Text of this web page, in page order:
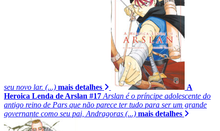
seu novo lar. (...) mais detalhes
A
Heroica Lenda de Arslan #17 Arslan é o príncipe adolescente do
antigo reino de Pars que não parece ter tudo para ser um grande
governante como seu pai, Andragoras (...) mais detalhes